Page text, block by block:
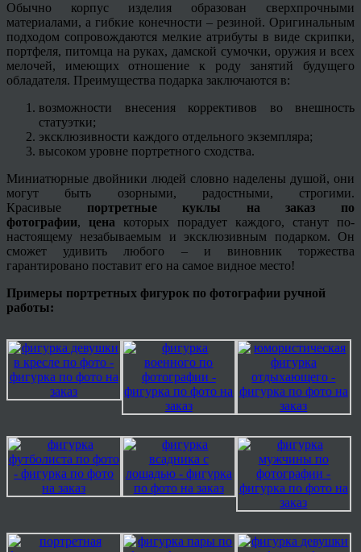
Обычно корпус изделия образован сверхпрочными
материалами, а гибкие конечности – резиной. Оригинальным
подходом сопровождаются мелкие атрибуты в виде скрипки,
портфеля, питомца на руках, дамской сумочки, оружия и всех
мелочей, имеющих отношение к роду занятий будущего
обладателя. Преимущества подарка заключаются в:
возможности внесения коррективов во внешность
статуэтки;
эксклюзивности каждого отдельного экземпляра;
высоком уровне портретного сходства.
Миниатюрные двойники людей словно наделены душой, они
могут быть озорными, радостными, строгими.
Красивые портретные куклы на заказ по
фотографии, цена которых порадует каждого, станут по-
настоящему незабываемым и эксклюзивным подарком. Он
сможет удивить любого – и виновник торжества
гарантировано поставит его на самое видное место!
Примеры портретных фигурок по фотографии ручной
работы: